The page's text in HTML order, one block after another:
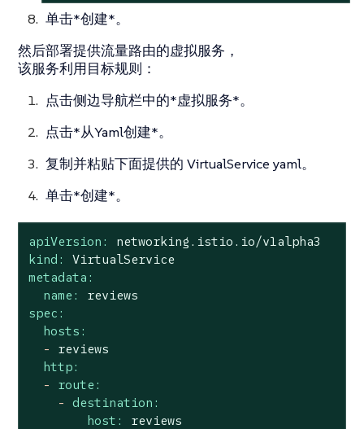
单击*创建*。
然后部署提供流量路由的虚拟服务，
该服务利用目标规则：
点击侧边导航栏中的*虚拟服务*。
点击*从Yaml创建*。
复制并粘贴下面提供的 VirtualService yaml。
单击*创建*。
apiVersion:
networking.istio.io/v1alpha3
kind:
VirtualService
metadata:
name:
reviews
spec:
hosts:
-
reviews
http:
-
route:
- destination:
host:
reviews